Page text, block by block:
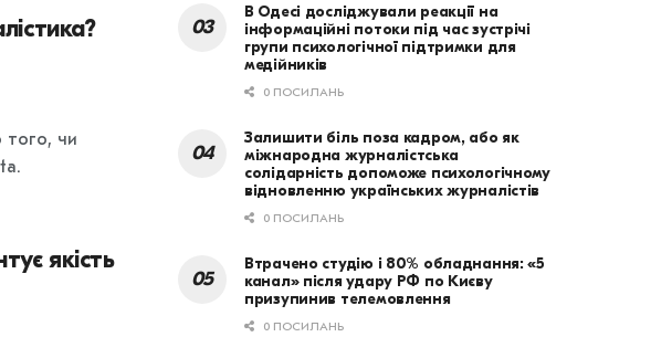
того, чи
якість
В Одесі досліджували реакції на
інформаційні потоки під час зустрічі
групи психологічної підтримки для
медійників
0 ПОСИЛАНЬ
Залишити біль поза кадром, або як
міжнародна журналістська
солідарність допоможе психологічному
відновленню українських журналістів
0 ПОСИЛАНЬ
Втрачено студію і 80% обладнання: «5
канал» після удару РФ по Києву
призупинив телемовлення
0 ПОСИЛАНЬ